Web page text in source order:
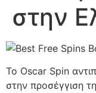
στην
Το Oscar Spin
στην προσέγγιση